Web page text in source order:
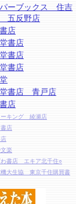
ーブックス 住吉
五反野店
店
書店
書店
書店
書店 青戸店
店
ーキング 綾瀬店
書店
楽
わ書店 エキア北千住○
機大生協 東京千住購買書
ァースト ルミネ北千住